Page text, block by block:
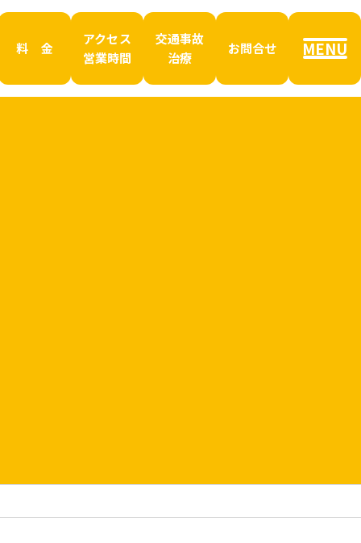
料 金
アクセス
営業時間
交通事故
治療
お問合せ MENU